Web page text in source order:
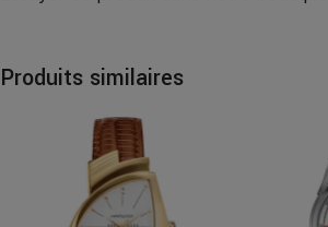
Produits similaires